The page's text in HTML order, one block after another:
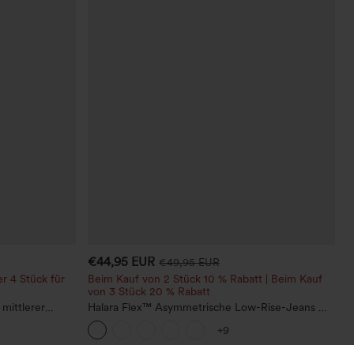
4 Stück für
mittlerer
€44,95 EUR €49,95 EUR
Beim Kauf von 2 Stück 10 % Rabatt | Beim Kauf
von 3 Stück 20 % Rabatt
Halara Flex™ Asymmetrische Low-Rise-Jeans mit
Reißverschlusstaschen, Baggy-Stil, weitem Bein,
gewaschen, lässig
+9